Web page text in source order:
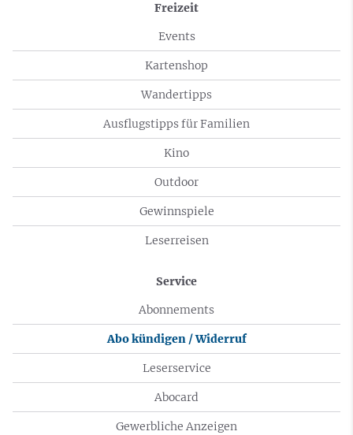
Freizeit
Events
Kartenshop
Wandertipps
Ausflugstipps für Familien
Kino
Outdoor
Gewinnspiele
Leserreisen
Service
Abonnements
Abo kündigen / Widerruf
Leserservice
Abocard
Gewerbliche Anzeigen